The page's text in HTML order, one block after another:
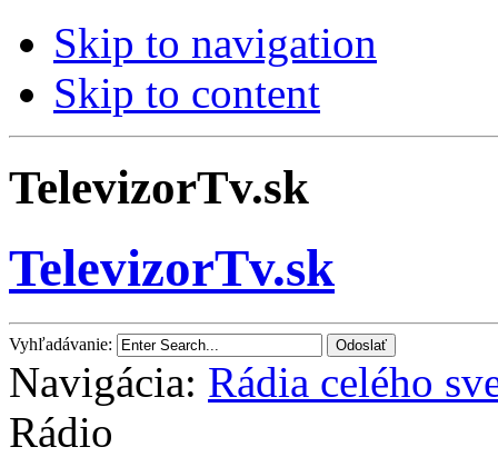
Skip to navigation
Skip to content
TelevizorTv.sk
TelevizorTv.sk
Vyhľadávanie:
Navigácia: Rádia celého
Rádio